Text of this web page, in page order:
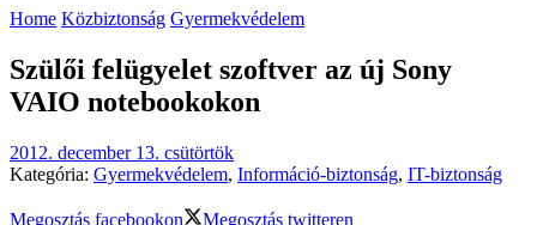
Home Közbiztonság Gyermekvédelem
Szülői felügyelet szoftver az új Sony
VAIO notebookokon
2012. december 13. csütörtök
Kategória: Gyermekvédelem, Információ-biztonság, IT-biztonság
Megosztás facebookon Megosztás twitteren